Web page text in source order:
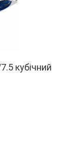
кубічний